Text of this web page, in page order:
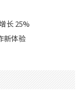
长 25%
新体验